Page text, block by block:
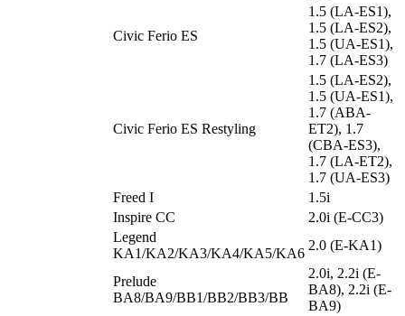
Civic Ferio ES
1.5 (LA-ES1),
1.5 (LA-ES2),
1.5 (UA-ES1),
1.7 (LA-ES3)
Civic Ferio ES Restyling
1.5 (LA-ES2),
1.5 (UA-ES1),
1.7 (ABA-
ET2), 1.7
(CBA-ES3),
1.7 (LA-ET2),
1.7 (UA-ES3)
Freed I
1.5i
Inspire CC
2.0i (E-CC3)
Legend
KA1/KA2/KA3/KA4/KA5/KA6
2.0 (E-KA1)
Prelude
BA8/BA9/BB1/BB2/BB3/BB
2.0i, 2.2i (E-
BA8), 2.2i (E-
BA9)